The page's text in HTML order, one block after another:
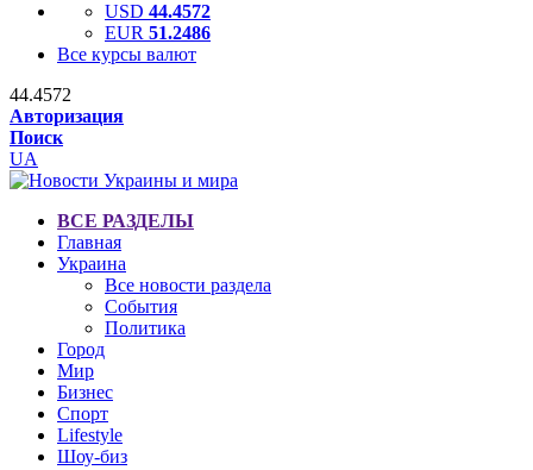
USD 44.4572
EUR 51.2486
Все курсы валют
44.4572
Авторизация
Поиск
UA
ВСЕ РАЗДЕЛЫ
Главная
Украина
Все новости раздела
События
Политика
Город
Мир
Бизнес
Спорт
Lifestyle
Шоу-биз